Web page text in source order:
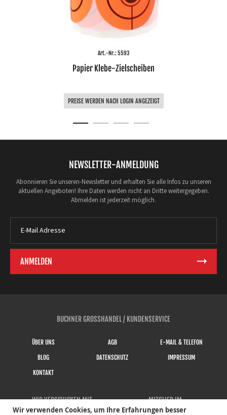
Wir verwenden Cookies, um Ihre Erfahrungen besser
Art.-Nr.: 5593
Papier Klebe-Zielscheiben
PREISE WERDEN NACH LOGIN ANGEZEIGT
NEWSLETTER-ANMELDUNG
Abonnieren Sie unseren-Newsletter und erhalten Sie alle Infos zu unseren
aktuellen Angeboten! Ihre Daten werden nicht an Dritte weitergegeben.
Abmelden ist jederzeit möglich.
BUCHNER GROSSHANDEL / KUNDENSERVICE
ÜBER UNS AGB
E-MAIL & TELEFON
BLOG
DATENSCHUTZ
IMPRESSUM
KONTAKT
MITGLIED IM
WIR VERSCHICKEN MIT